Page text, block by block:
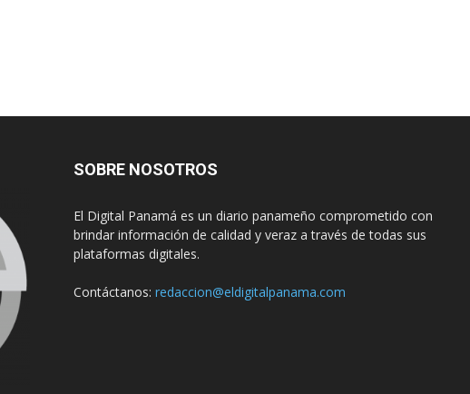
SOBRE NOSOTROS
El Digital Panamá es un diario panameño comprometido con
brindar información de calidad y veraz a través de todas sus
plataformas digitales.
Contáctanos: redaccion@eldigitalpanama.com